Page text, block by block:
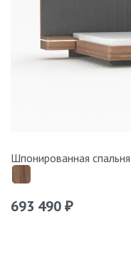
Шпонированная
693 490 ₽